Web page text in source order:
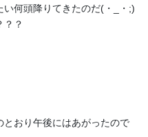
何頭降りてきたのだ(・_・;)
？？
おり午後にはあがったので